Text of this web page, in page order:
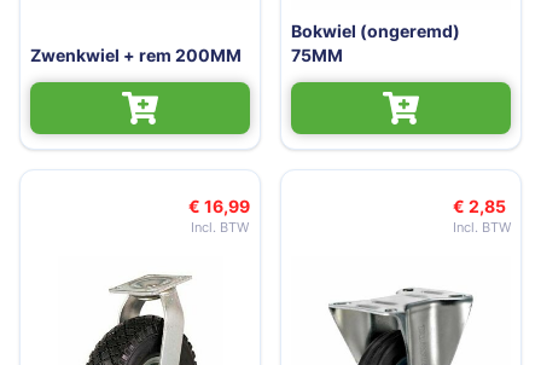
Zwenkwiel + rem 200MM
Bokwiel (ongeremd)
75MM
€ 16,99 € 2,85